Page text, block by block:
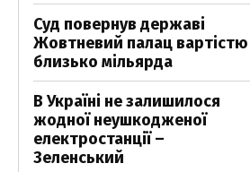
Суд повернув державі
Жовтневий палац вартістю
близько мільярда
В Україні не залишилося
жодної неушкодженої
електростанції –
Зеленський